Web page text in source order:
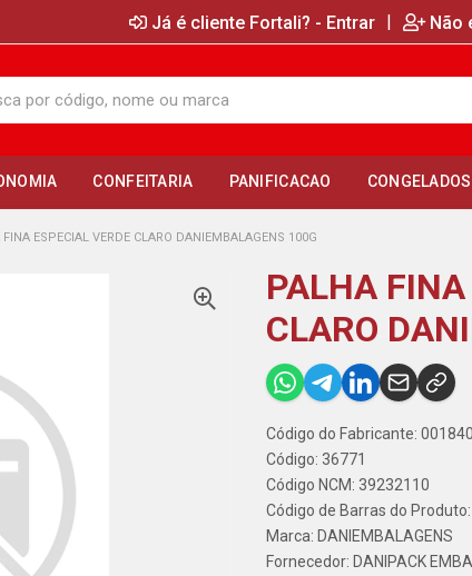
Já é cliente Fortali? - Entrar | Não
CONFEITARIA PANIFICACAO CONGELADOS
FINA ESPECIAL VERDE CLARO DANIEMBALAGENS 100G
PALHA
CLARO
Código do Fabricante: 001840
Código: 36771
Código NCM: 39232110
Código de Barras do
Marca: DANIEMBALAGENS
Fornecedor: DANIPACK